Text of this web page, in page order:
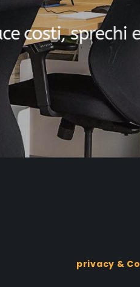
ce costi, sprechi e
privacy & Co